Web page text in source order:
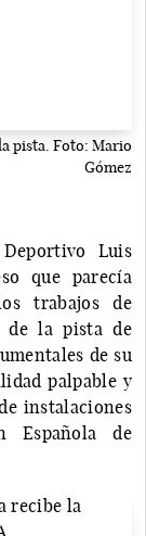
pista. Foto: Mario
Gómez
Luis
que parecía
trabajos de
de la pista de
de su
palpable y
instalaciones
Española de